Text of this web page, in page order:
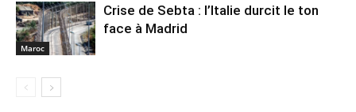
Maroc
Crise de Sebta : l’Italie durcit le ton
face à Madrid